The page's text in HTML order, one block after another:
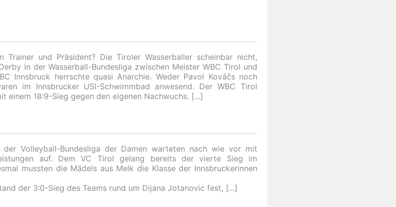
Trainer und Präsident? Die Tiroler Wasserballer scheinbar nicht,
in der Wasserball-Bundesliga zwischen Meister WBC Tirol und
Innsbruck herrschte quasi Anarchie. Weder Pavol Kováčs noch
im Innsbrucker USI-Schwimmbad anwesend. Der WBC Tirol
einem 18:9-Sieg gegen den eigenen Nachwuchs.
Volleyball-Bundesliga der Damen warteten nach wie vor mit
auf. Dem VC Tirol gelang bereits der vierte Sieg im
mussten die Mädels aus Melk die Klasse der Innsbruckerinnen
der 3:0-Sieg des Teams rund um Dijana Jotanovic fest,